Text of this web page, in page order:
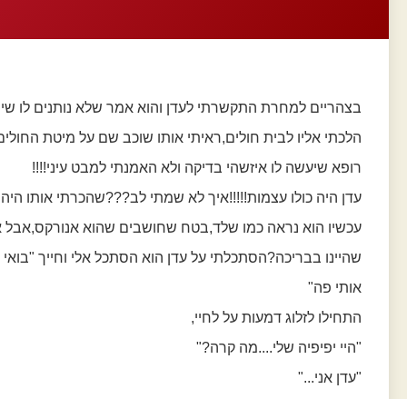
בצהריים למחרת התקשרתי לעדן והוא אמר שלא נותנים לו
הלכתי אליו לבית חולים,ראיתי אותו שוכב שם על מיטת
רופא שיעשה לו איזשהי בדיקה ולא האמנתי למבט עיני!!!!
עדן היה כולו עצמות!!!!!איך לא שמתי לב???שהכרתי אותו
עכשיו הוא נראה כמו שלד,בטח שחושבים שהוא אנורקס,אבל
שהיינו בבריכה?הסתכלתי על עדן הוא הסתכל אלי וחייך
אותי פה"
התחילו לזלוג דמעות על לחיי,
"היי יפיפיה שלי....מה קרה?"
"עדן אני..."